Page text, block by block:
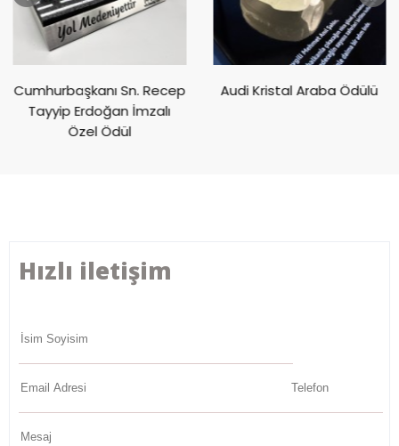
Cumhurbaşkanı Sn. Recep
Tayyip Erdoğan İmzalı
Özel Ödül
Audi Kristal Araba Ödülü
Hızlı iletişim